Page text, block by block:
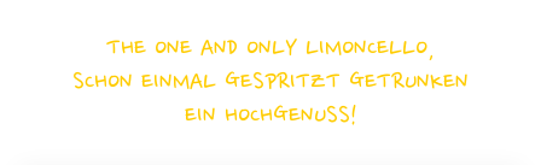
THE ONE AND ONLY LIMONCELLO,
SCHON EINMAL GESPRITZT GETRUNKEN
EIN HOCHGENUSS!